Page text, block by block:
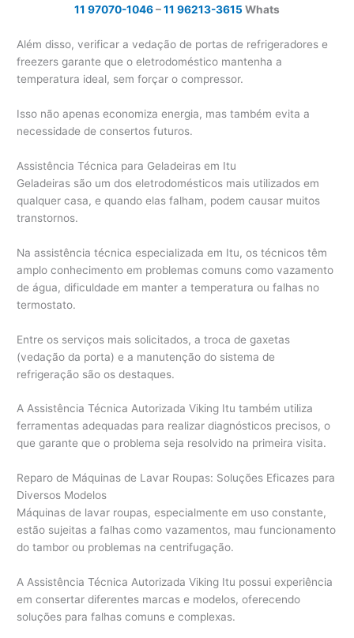
11 97070-1046–11 96213-3615 Whats
Além disso, verificar a vedação de portas de refrigeradores e
freezers garante que o eletrodoméstico mantenha a
temperatura ideal, sem forçar o compressor.
Isso não apenas economiza energia, mas também evita a
necessidade de consertos futuros.
Assistência Técnica para Geladeiras em Itu
Geladeiras são um dos eletrodomésticos mais utilizados em
qualquer casa, e quando elas falham, podem causar muitos
transtornos.
Na assistência técnica especializada em Itu, os técnicos têm
amplo conhecimento em problemas comuns como vazamento
de água, dificuldade em manter a temperatura ou falhas no
termostato.
Entre os serviços mais solicitados, a troca de gaxetas
(vedação da porta) e a manutenção do sistema de
refrigeração são os destaques.
A Assistência Técnica Autorizada Viking Itu também utiliza
ferramentas adequadas para realizar diagnósticos precisos, o
que garante que o problema seja resolvido na primeira visita.
Reparo de Máquinas de Lavar Roupas: Soluções Eficazes para
Diversos Modelos
Máquinas de lavar roupas, especialmente em uso constante,
estão sujeitas a falhas como vazamentos, mau funcionamento
do tambor ou problemas na centrifugação.
A Assistência Técnica Autorizada Viking Itu possui experiência
em consertar diferentes marcas e modelos, oferecendo
soluções para falhas comuns e complexas.